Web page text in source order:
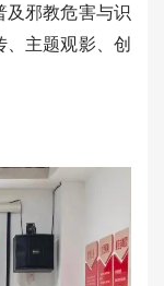
及邪教危害与识
主题观影、创